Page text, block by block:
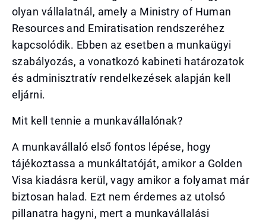
olyan vállalatnál, amely a Ministry of Human
Resources and Emiratisation rendszeréhez
kapcsolódik. Ebben az esetben a munkaügyi
szabályozás, a vonatkozó kabineti határozatok
és adminisztratív rendelkezések alapján kell
eljárni.
Mit kell tennie a munkavállalónak?
A munkavállaló első fontos lépése, hogy
tájékoztassa a munkáltatóját, amikor a Golden
Visa kiadásra kerül, vagy amikor a folyamat már
biztosan halad. Ezt nem érdemes az utolsó
pillanatra hagyni, mert a munkavállalási